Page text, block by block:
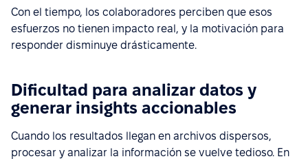
Con el tiempo, los colaboradores perciben que esos
esfuerzos no tienen impacto real, y la motivación para
responder disminuye drásticamente.
Dificultad para analizar datos y
generar insights accionables
Cuando los resultados llegan en archivos dispersos,
procesar y analizar la información se vuelve tedioso. En